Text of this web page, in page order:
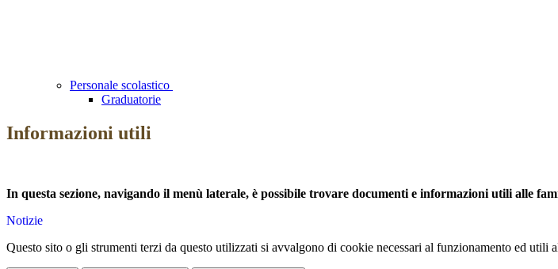
Personale scolastico
Graduatorie
Informazioni utili
In questa sezione, navigando il menù laterale, è possibile trovare documenti e informazioni utili alle
Notizie
Questo sito o gli strumenti terzi da questo utilizzati si avvalgono di cookie necessari al funzionamento ed utili